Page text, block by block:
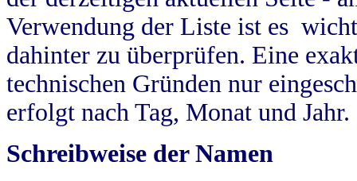
Verwendung der Liste ist es
dahinter zu überprüfen. Eine
technischen Gründen nur
erfolgt nach Tag, Monat und Jahr.
Schreibweise der Namen